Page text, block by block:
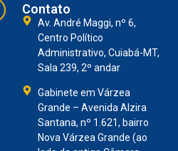
Contato
Av. André Maggi, nº 6,
Centro Político
Administrativo, Cuiabá-MT,
Sala 239, 2º andar
Gabinete em Várzea
Grande – Avenida Alzira
Santana, nº 1.621, bairro
Nova Várzea Grande (ao